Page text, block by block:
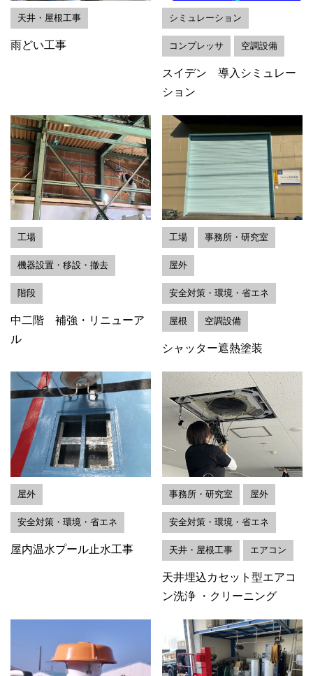
天井・屋根工事
雨どい工事
シミュレーション
コンプレッサ 空調設備
スイデン 導入シミュレー
ション
工場
機器設置・移設・撤去
階段
中二階 補強・リニューア
ル
工場 事務所・研究室
屋外
安全対策・環境・省エネ
屋根 空調設備
シャッター遮熱塗装
屋外
安全対策・環境・省エネ
屋内温水プール止水工事
事務所・研究室 屋外
安全対策・環境・省エネ
天井・屋根工事 エアコン
天井埋込カセット型エアコ
ン洗浄 ・クリーニング